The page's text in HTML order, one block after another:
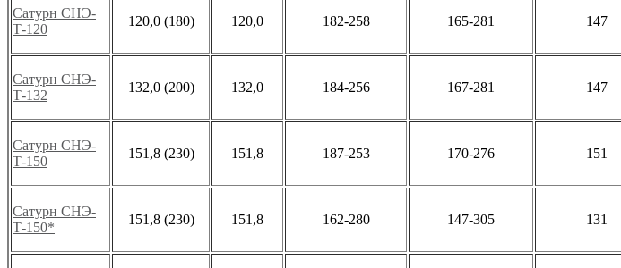
Сатурн СНЭ-
Т-120
120,0 (180) 120,0 182-258 165-281 147
Сатурн СНЭ-
Т-132
132,0 (200) 132,0 184-256 167-281 147
Сатурн СНЭ-
Т-150
151,8 (230) 151,8 187-253 170-276 151
Сатурн СНЭ-
Т-150*
151,8 (230) 151,8 162-280 147-305 131